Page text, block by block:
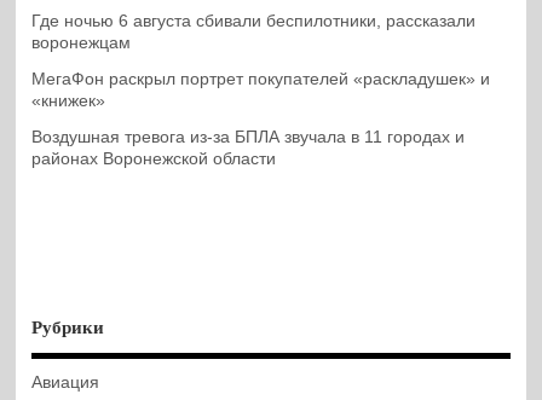
Где ночью 6 августа сбивали беспилотники, рассказали
воронежцам
МегаФон раскрыл портрет покупателей «раскладушек» и
«книжек»
Воздушная тревога из-за БПЛА звучала в 11 городах и
районах Воронежской области
Рубрики
Авиация